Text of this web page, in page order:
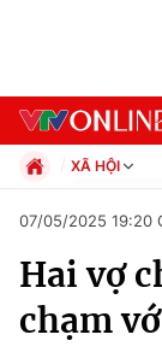
Chuyên mục
Chính trị
XÃ HỘI
Xã hội
Pháp luật
Kinh tế
Thể thao
07/05/2025 19:20
Hai vợ
chạm